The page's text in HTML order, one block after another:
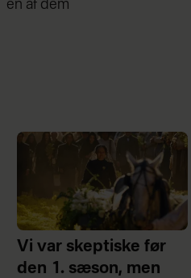
en af dem
Vi var skeptiske før
den 1. sæson, men